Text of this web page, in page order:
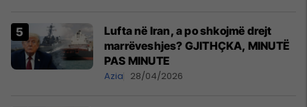
Lufta në Iran, a po shkojmë drejt
marrëveshjes? GJITHÇKA, MINUTË
PAS MINUTE
Azia 28/04/2026